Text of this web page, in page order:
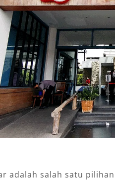
adalah salah satu pilihan